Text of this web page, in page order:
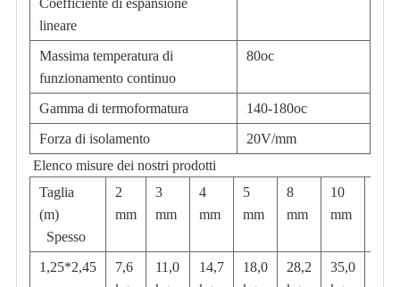
Coefficiente di espansione
lineare
Massima temperatura di
funzionamento continuo
80oc
Gamma di termoformatura 140-180oc
Forza di isolamento
20V/mm
Elenco misuredei nostri prodotti
Taglia
(m)
Spesso
2
mm
3
mm
4
mm
5
mm
8
mm
10
mm
1,25*2,45
7,6
11,0
14,7
18,0
28,2
35,0